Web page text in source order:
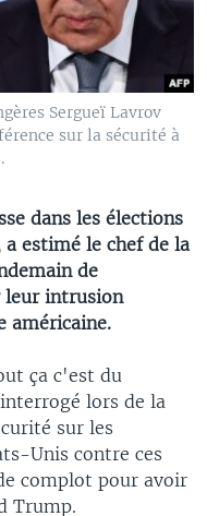
Sergueï Lavrov
sur la sécurité à
dans les élections
estimé le chef de la
de
leur intrusion
américaine.
ça c'est du
lors de la
sur les
Unis contre ces
complot pour avoir
Trump.